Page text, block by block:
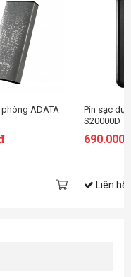
ADATA
Pin sạc dự
S20000D
690.000đ
Liên hệ